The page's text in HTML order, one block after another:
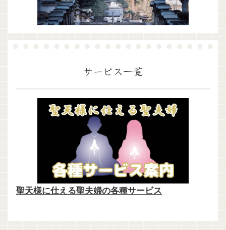
サービス一覧
聖天様に仕える聖夫婦の各種サービス